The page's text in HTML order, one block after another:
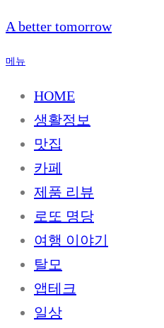
내
으
A better tomorrow
메뉴
HOME
생활정보
맛집
카페
제품 리뷰
로또 명당
여행 이야기
탈모
앱테크
일상